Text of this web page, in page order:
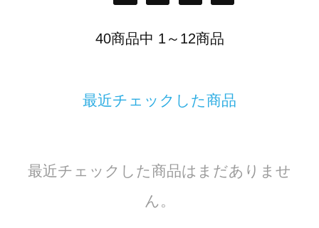
40商品中 1～12商品
最近チェックした商品
最近チェックした商品はまだありませ
ん。